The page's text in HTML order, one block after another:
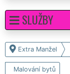
Extra Manžel
Malování bytů
SLUŽBY